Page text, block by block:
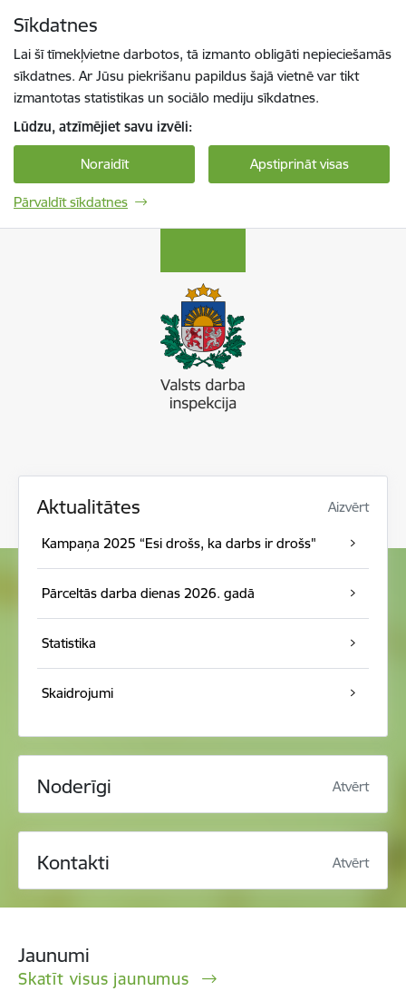
Sīkdatnes
Lai šī tīmekļvietne darbotos, tā izmanto obligāti nepieciešamās
sīkdatnes. Ar Jūsu piekrišanu papildus šajā vietnē var tikt
izmantotas statistikas un sociālo mediju sīkdatnes.
Lūdzu, atzīmējiet savu izvēli:
Noraidīt Apstiprināt visas
Pārvaldīt sīkdatnes
Aktualitātes Aizvērt
Kampaņa 2025 “Esi drošs, ka darbs ir drošs"
Pārceltās darba dienas 2026. gadā
Statistika
Skaidrojumi
Noderīgi Atvērt
Kontakti Atvērt
Jaunumi
Skatīt visus jaunumus